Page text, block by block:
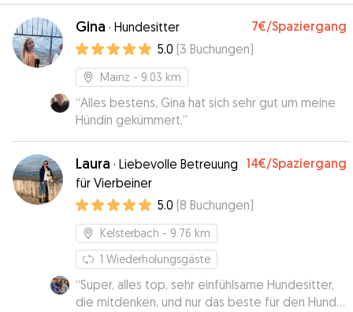
Gina · Hundesitter 7€/Spaziergang
5.0 (3 Buchungen)
Mainz - 9.03 km
“Alles bestens, Gina hat sich sehr gut um meine
Hündin gekümmert.”
Laura · Liebevolle Betreuung
für Vierbeiner
14€/Spaziergang
5.0 (8 Buchungen)
Kelsterbach - 9.76 km
1 Wiederholungsgäste
“Super, alles top, sehr einfühlsame Hundesitter,
die mitdenken, und nur das beste für den Hund